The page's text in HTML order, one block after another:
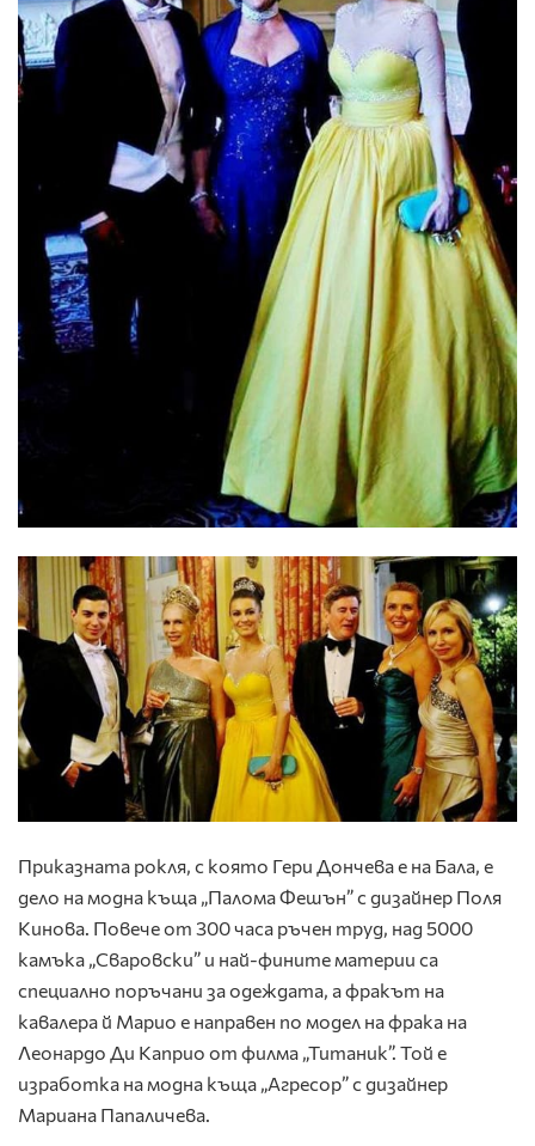
Приказната рокля, с която Гери Дончева е на Бала, е
дело на модна къща „Палома Фешън” с дизайнер Поля
Кинова. Повече от 300 часа ръчен труд, над 5000
камъка „Сваровски” и най-фините материи са
специално поръчани за одеждата, а фракът на
кавалера й Марио е направен по модел на фрака на
Леонардо Ди Каприо от филма „Титаник”. Той е
изработка на модна къща „Агресор” с дизайнер
Мариана Папаличева.